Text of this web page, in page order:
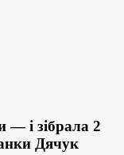
— і зібрала 2
Дячук